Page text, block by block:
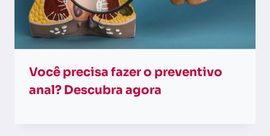
Você precisa fazer o preventivo
anal? Descubra agora